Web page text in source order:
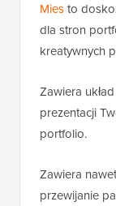
Miesto
dla stron
kreatywnych
Zawiera
prezentacji
portfolio.
Zawiera
przewijanie